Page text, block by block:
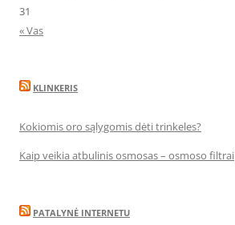
31
« Vas
KLINKERIS
Kokiomis oro sąlygomis dėti trinkeles?
Kaip veikia atbulinis osmosas – osmoso filtrai
PATALYNĖ INTERNETU